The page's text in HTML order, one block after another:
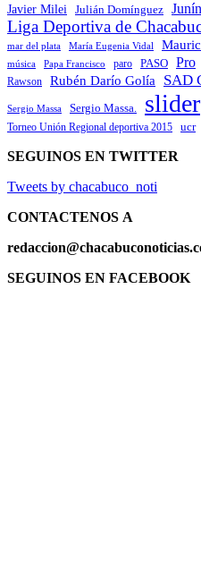
Javier Milei Julián Domínguez Junín
Liga Deportiva de
mar del plata María Eugenia Vidal
música Papa Francisco paro PASO Pro
Rawson Rubén Darío Golía SAD
Sergio Massa Sergio Massa. slider
Torneo Unión Regional deportiva 2015 ucr
SEGUINOS EN TWITTER
Tweets by chacabuco_noti
CONTACTENOS A
SEGUINOS EN FACEBOOK